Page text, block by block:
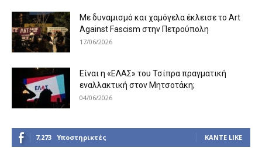
Με δυναμισμό και χαμόγελα έκλεισε το Art
Against Fascism στην Πετρούπολη
17/06/2026
Είναι η «ΕΛΑΣ» του Τσίπρα πραγματική
εναλλακτική στον Μητσοτάκη;
04/06/2026
7,273 Υποστηρικτές ΚΆΝΤΕ LIKE